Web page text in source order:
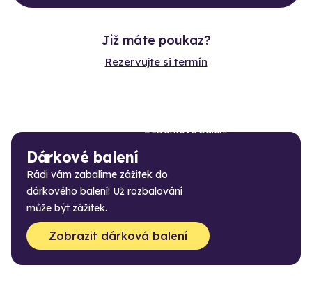
Již máte poukaz?
Rezervujte si termín
Dárkové balení
Rádi vám zabalíme zážitek do
dárkového balení! Už rozbalování
může být zážitek.
Zobrazit dárková balení